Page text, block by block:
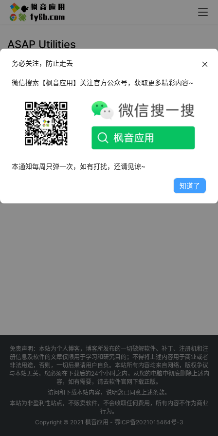
ASAP Utilities
Windows ASAP Utilities Excel功
能插件_v8.5.0 中文免费版
2024年4月18日
免责声明：本站为个人博客，博客所发布的一切破解软件、补丁、注册机和注
册信息及软件的文章仅限用于学习和研究目的；不得将上述内容用于商业或者
非法用途，否则，一切后果请用户自负。本站所有内容均来自网络，版权争议
与本站无关，您必须在下载后的24个小时之内，从您的电脑中彻底删除上述内
容，如有需要，请去软件官网下载正版。
访问和下载本站内容，说明您已同意上述条款。
本站为非盈利性站点，不贩卖软件，不会收取任何费用，所有内容不作为商业
行为。
Copyright © 2021 枫音应用 - 鄂ICP备2021015464号-3
务必关注，防止走丢
微信搜索【枫音应用】关注官方公众号，获取更多精彩内容~
本通知每周只弹一次，如有打扰，还请见谅~
知道了